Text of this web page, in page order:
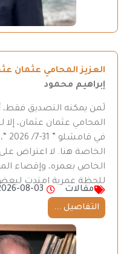
العزيز المحامي عثمان
إبراهيم محمود
لَمن يمكنه التصديق فقط،
المحامي عثمان عثمان،
الخاصة هنا. لا اعتراض
الخاص بعمره، وإقصاء
للحظة عمرية امتدت
مقالات
08-03
التفاصيل ...